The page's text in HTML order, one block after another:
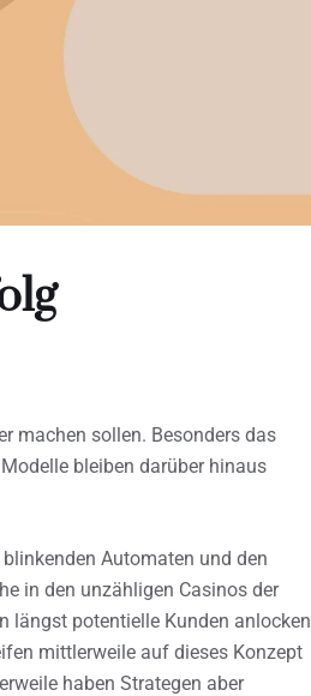
machen sollen. Besonders das
bleiben darüber hinaus
Automaten und den
in den unzähligen Casinos der
längst potentielle Kunden anlocken
mittlerweile auf dieses Konzept
haben Strategen aber